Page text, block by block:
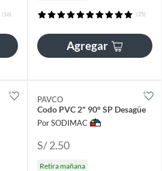
(16) (25)
Agregar
PAVCO
Codo PVC 2" 90° SP Desagüe
Por SODIMAC
S/ 2.50
Retira mañana